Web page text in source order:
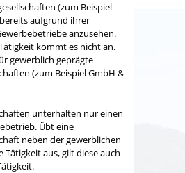
(zum Beispiel
aufgrund ihrer
anzusehen.
kommt es nicht an.
gewerblich geprägte
(zum Beispiel GmbH &
unterhalten nur einen
Übt eine
neben der gewerblichen
Tätigkeit aus, gilt diese auch